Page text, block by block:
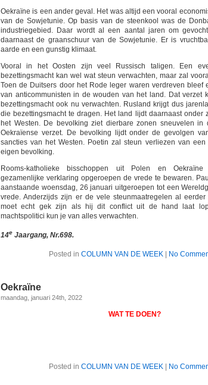
Oekraïne is een ander geval. Het was altijd een vooral
van de Sowjetunie. Op basis van de steenkool was de
industriegebied. Daar wordt al een aantal jaren om
daarnaast de graanschuur van de Sowjetunie. Er is
aarde en een gunstig klimaat.
Vooral in het Oosten zijn veel Russisch taligen. Een
bezettingsmacht kan wel wat steun verwachten, maar zal
Toen de Duitsers door het Rode leger waren verdreven bleef
van anticommunisten in de wouden van het land. Dat verzet
bezettingsmacht ook nu verwachten. Rusland krijgt dus
die bezettingsmacht te dragen. Het land lijdt daarnaast onder
het Westen. De bevolking ziet dierbare zonen sneuvelen in
Oekraïense verzet. De bevolking lijdt onder de gevolgen
sancties van het Westen. Poetin zal steun verliezen van
eigen bevolking.
Rooms-katholieke bisschoppen uit Polen en
gezamenlijke verklaring opgeroepen de vrede te bewaren.
aanstaande woensdag, 26 januari uitgeroepen tot een
vrede. Anderzijds zijn er de vele steunmaatregelen al
moet echt gek zijn als hij dit conflict uit de hand laat
machtspolitici kun je van alles verwachten.
14e Jaargang, Nr.698.
Posted in COLUMN VAN DE WEEK| No
Oekraïne
maandag, januari 24th, 2022
WAT TE DOEN?
Posted in COLUMN VAN DE WEEK| No